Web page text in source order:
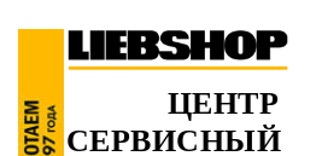
ЦЕНТР
СЕРВИСНЫЙ